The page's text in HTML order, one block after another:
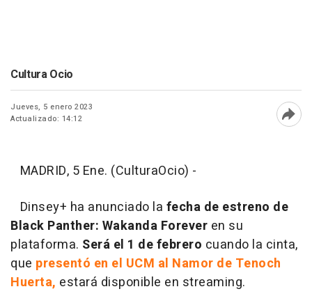
Cultura Ocio
Jueves, 5 enero 2023
Actualizado: 14:12
MADRID, 5 Ene. (CulturaOcio) -
Dinsey+ ha anunciado la fecha de estreno de
Black Panther: Wakanda Forever en su
plataforma. Será el 1 de febrero cuando la cinta,
que presentó en el UCM al Namor de Tenoch
Huerta, estará disponible en streaming.